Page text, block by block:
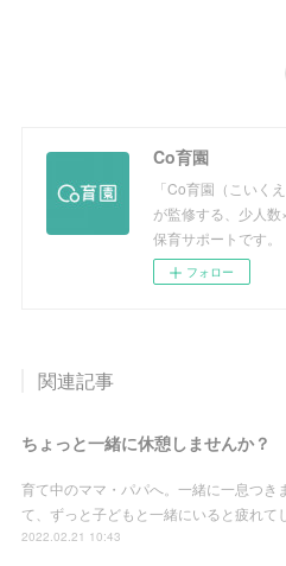
Co育園
「Co育園（こいく
が監修する、少人
保育サポートです。
フォロー
関連記事
ちょっと一緒に休憩しませんか？
育て中のママ・パパへ。一緒に一息つき
て、ずっと子どもと一緒にいると疲れて
2022.02.21 10:43